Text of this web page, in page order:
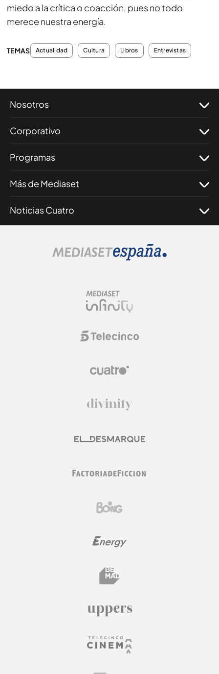
miedo a la crítica o coacción, pues no todo
merece nuestra energía.
TEMAS Actualidad Cultura Libros Entrevistas
Nosotros
Corporativo
Programas
Más de Mediaset
Noticias Cuatro